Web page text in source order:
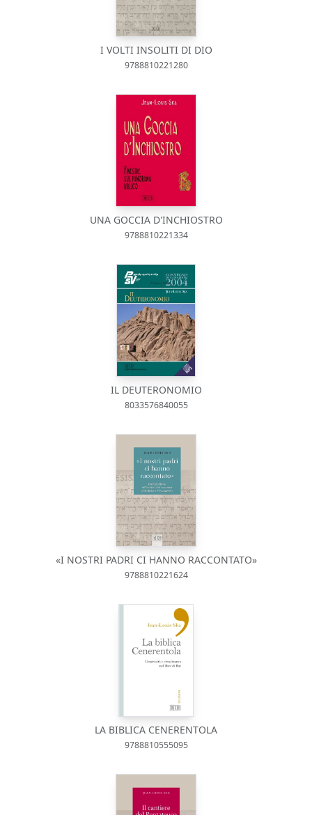
I VOLTI INSOLITI DI DIO
9788810221280
UNA GOCCIA D'INCHIOSTRO
9788810221334
IL DEUTERONOMIO
8033576840055
«I NOSTRI PADRI CI HANNO RACCONTATO»
9788810221624
LA BIBLICA CENERENTOLA
9788810555095